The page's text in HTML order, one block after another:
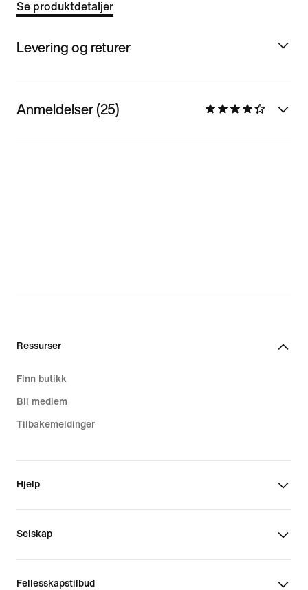
Se produktdetaljer
Levering og returer
Anmeldelser (25)
Ressurser
Finn butikk
Bli medlem
Tilbakemeldinger
Hjelp
Selskap
Fellesskapstilbud